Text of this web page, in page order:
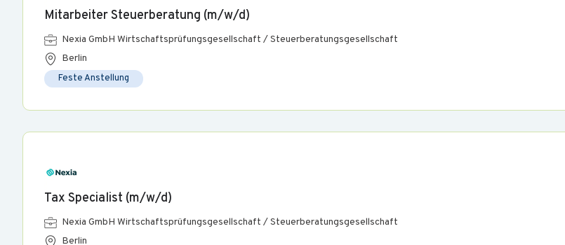
Mitarbeiter Steuerberatung (m/w/d)
Nexia GmbH Wirtschaftsprüfungsgesellschaft / Steuerberatungsgesellschaft
Berlin
Feste Anstellung
Tax Specialist (m/w/d)
Nexia GmbH Wirtschaftsprüfungsgesellschaft / Steuerberatungsgesellschaft
Berlin